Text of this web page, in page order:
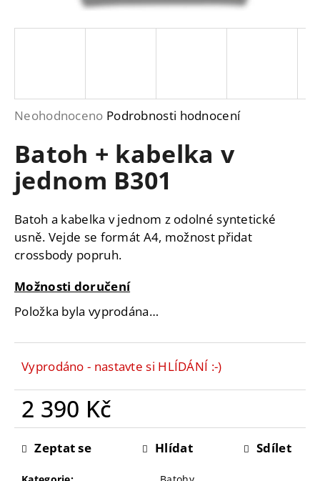
Průměrné
produktu
je
0,0
5
hvězdiček.
Neohodnoceno Podrobnosti hodnocení
Batoh + kabelka v
jednom B301
Batoh a kabelka v jednom z odolné syntetické
usně. Vejde se formát A4, možnost přidat
crossbody popruh.
Možnosti doručení
Položka byla vyprodána…
Vyprodáno - nastavte si HLÍDÁNÍ :-)
2 390 Kč
Měrná
cena:
Zeptat se Hlídat Sdílet
j
?
HLEDAT
D
o
o
r
u
u
m
e